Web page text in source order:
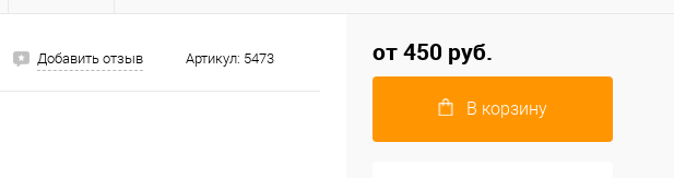
Добавить отзыв Артикул: 5473 от 450 руб.
В корзину